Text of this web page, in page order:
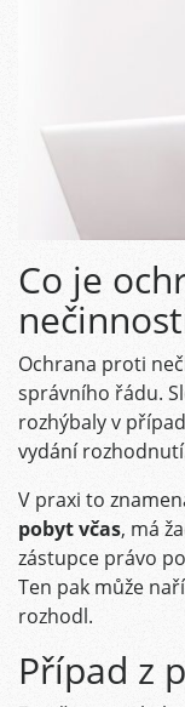
Co je
Ochrana proti
správního řádu.
rozhýbaly v
vydání
V praxi to
pobyt včas, má
zástupce právo
Ten pak může
rozhodl.
Případ z